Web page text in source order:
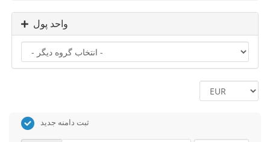
واحد پول
ثبت دامنه جدید